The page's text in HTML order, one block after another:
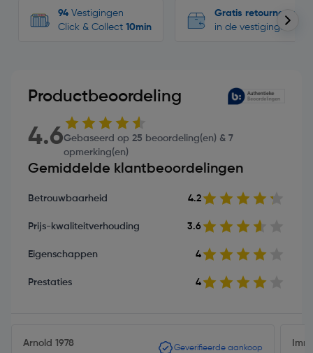
94 Vestigingen
Click & Collect 10min
Gratis retourneren
in de vestigingen
Productbeoordeling
4.6Gebaseerd op 25 beoordeling(en) & 7
opmerking(en)
Gemiddelde klantbeoordelingen
Betrouwbaarheid 4.2
Prijs-kwaliteitverhouding 3.6
Eigenschappen 4
Prestaties 4
Arnold 1978 Geverifieerde aankoop